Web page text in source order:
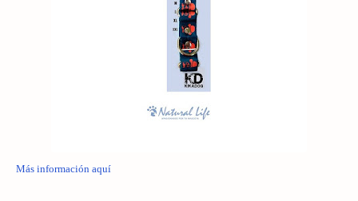
Más información aquí